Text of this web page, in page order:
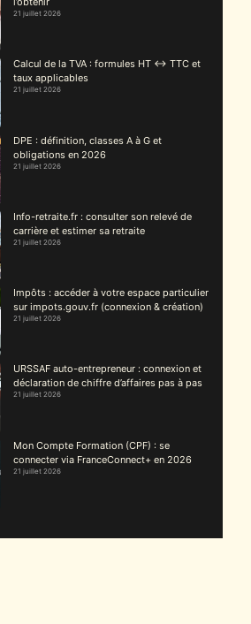
21 juillet 2026
Calcul de la TVA : formules HT ↔ TTC et
taux applicables
21 juillet 2026
DPE : définition, classes A à G et
obligations en 2026
21 juillet 2026
Info-retraite.fr : consulter son relevé de
carrière et estimer sa retraite
21 juillet 2026
Impôts : accéder à votre espace particulier
sur impots.gouv.fr (connexion & création)
21 juillet 2026
URSSAF auto-entrepreneur : connexion et
déclaration de chiffre d’affaires pas à pas
21 juillet 2026
Mon Compte Formation (CPF) : se
connecter via FranceConnect+ en 2026
21 juillet 2026